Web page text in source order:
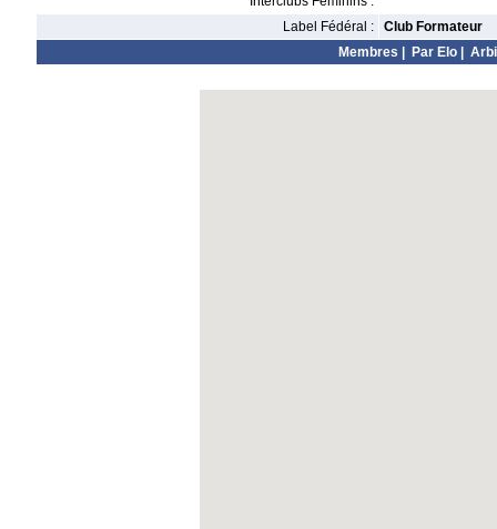
Label Fédéral :
Club Formateur
Membres
Par Elo